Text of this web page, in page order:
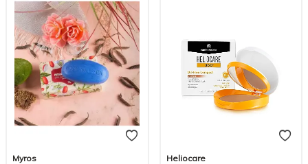
Myros
Heliocare